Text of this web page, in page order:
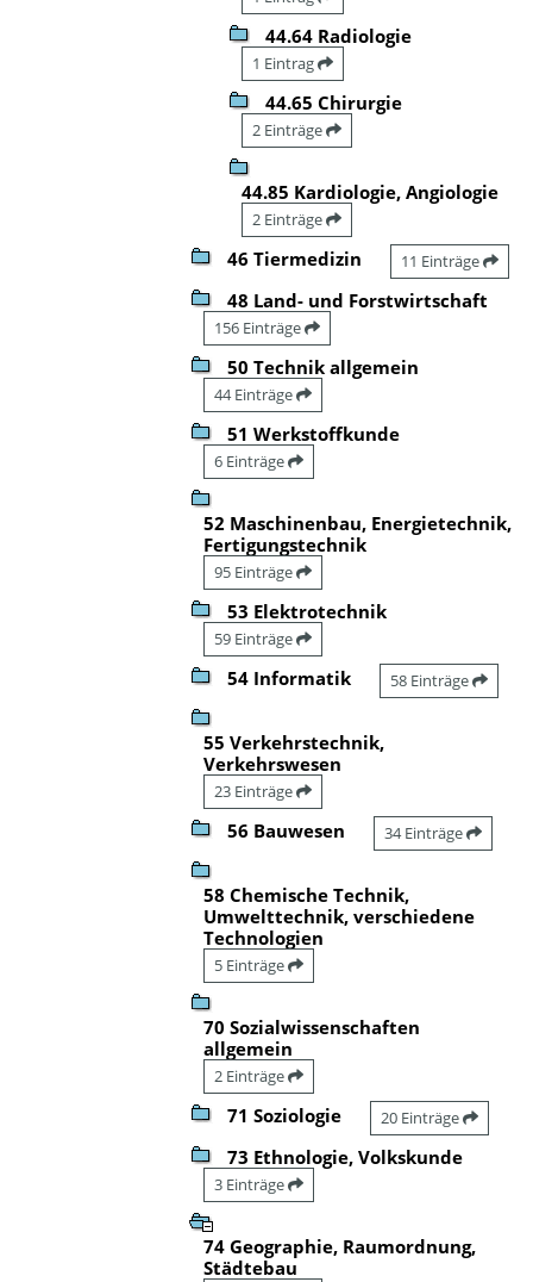
44.64 Radiologie
1 Eintrag
44.65 Chirurgie
2 Einträge
44.85 Kardiologie, Angiologie
2 Einträge
46 Tiermedizin 11 Einträge
48 Land- und Forstwirtschaft
156 Einträge
50 Technik allgemein
44 Einträge
51 Werkstoffkunde
6 Einträge
52 Maschinenbau, Energietechnik,
Fertigungstechnik
95 Einträge
53 Elektrotechnik
59 Einträge
54 Informatik 58 Einträge
55 Verkehrstechnik,
Verkehrswesen
23 Einträge
56 Bauwesen 34 Einträge
58 Chemische Technik,
Umwelttechnik, verschiedene
Technologien
5 Einträge
70 Sozialwissenschaften
allgemein
2 Einträge
71 Soziologie 20 Einträge
73 Ethnologie, Volkskunde
3 Einträge
74 Geographie, Raumordnung,
Städtebau